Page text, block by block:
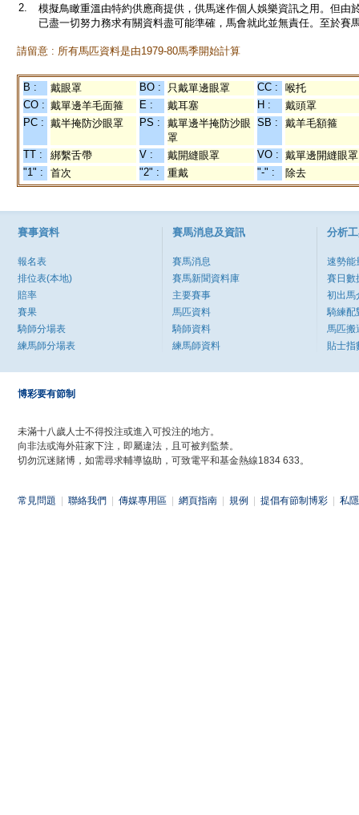
2.
模擬鳥瞰重溫由特約供應商提供，供馬迷作個人娛樂資訊之用。但
已盡一切努力務求有關資料盡可能準確，馬會就此並無責任。至於賽
請留意 : 所有馬匹資料是由1979-80馬季開始計算
B : 戴眼罩 BO : 只戴單邊眼罩 CC :
喉托
CO : 戴單邊羊毛面箍 E : 戴耳塞 H :
戴頭罩
PC : 戴半掩防沙眼罩 PS :
戴單邊半掩防沙眼
罩
SB : 戴羊毛額箍
TT : 綁繫舌帶 V : 戴開縫眼罩 VO : 戴單邊開縫眼罩
"1" :
首次 "2" : 重戴 "-" : 除去
賽事資料
報名表
排位表(本地)
賠率
賽果
騎師分場表
練馬師分場表
賽馬消息及資訊
賽馬消息
賽馬新聞資料庫
主要賽事
馬匹資料
騎師資料
練馬師資料
分析
速勢能
賽日數
初出馬
騎練配
馬匹搬
貼士指
博彩要有節制
未滿十八歲人士不得投注或進入可投注的地方。
向非法或海外莊家下注，即屬違法，且可被判監禁。
切勿沉迷賭博，如需尋求輔導協助，可致電平和基金熱線1834 633。
常見問題 聯絡我們 傳媒專用區 網頁指南 規例 提倡有節制博彩 私